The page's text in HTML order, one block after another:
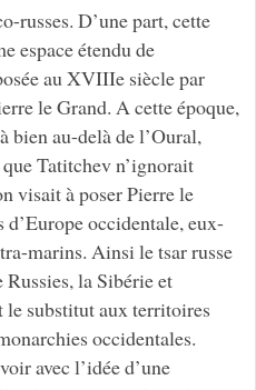
russes. D’une part, cette
espace étendu de
au XVIIIe siècle par
le Grand. A cette époque,
bien au-delà de l’Oural,
Tatitchev n’ignorait
visait à poser Pierre le
d’Europe occidentale, eux-
marins. Ainsi le tsar russe
la Sibérie et
substitut aux territoires
occidentales.
avec l’idée d’une